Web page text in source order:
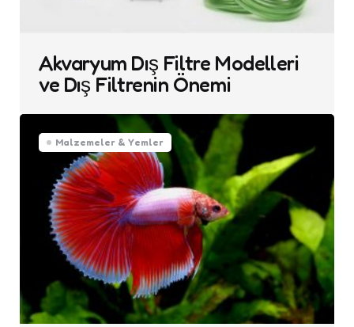
Akvaryum Dış Filtre Modelleri
ve Dış Filtrenin Önemi
Malzemeler & Yemler